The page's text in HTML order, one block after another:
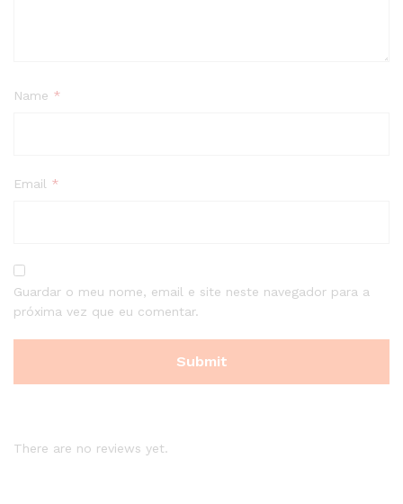
Name *
Email *
Guardar o meu nome, email e site neste navegador para a
próxima vez que eu comentar.
There are no reviews yet.